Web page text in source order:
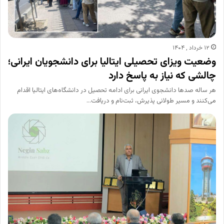
۱۲ خرداد , ۱۴۰۴
وضعیت ویزای تحصیلی ایتالیا برای دانشجویان ایرانی؛
چالشی که نیاز به پاسخ دارد
هر ساله صدها دانشجوی ایرانی برای ادامه تحصیل در دانشگاه‌های ایتالیا اقدام
می‌کنند و مسیر طولانی پذیرش، ثبت‌نام و دریافت…